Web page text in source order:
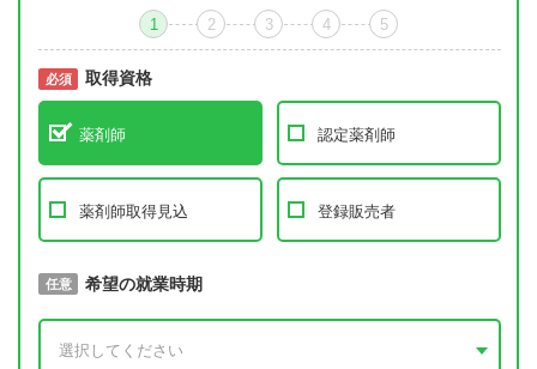
1 2 3 4 5
必須 取得資格
薬剤師 認定薬剤師
薬剤師取得見込 登録販売者
必須 取得予定年
任意 希望の就業時期